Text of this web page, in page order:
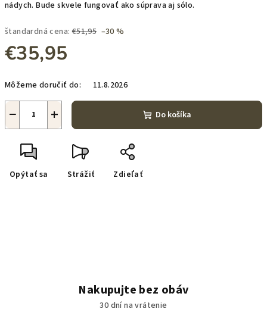
nádych. Bude skvele fungovať ako súprava aj sólo.
štandardná cena: €51,95 –30 %
€35,95
cena:
Môžeme doručiť do: 11.8.2026
+
− Do košíka
Opýtať sa Strážiť Zdieľať
Nakupujte bez obáv
30 dní na vrátenie